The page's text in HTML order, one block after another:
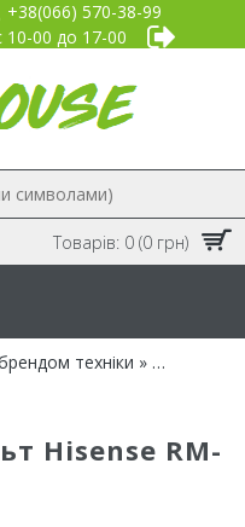
+38(066) 570-38-99
10-00 до 17-00
Товарів: 0 (0 грн)
техніки » Бренд
Hisense RM-